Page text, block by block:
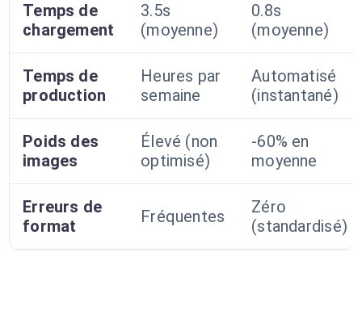
Temps de
chargement
3.5s
(moyenne)
0.8s
(moyenne)
Temps de
production
Heures par
semaine
Automatisé
(instantané)
Poids des
images
Élevé (non
optimisé)
-60% en
moyenne
Erreurs de
format
Fréquentes
Zéro
(standardisé)